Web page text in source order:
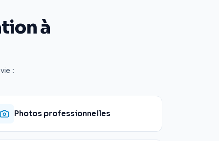
à
:
Photos professionnelles